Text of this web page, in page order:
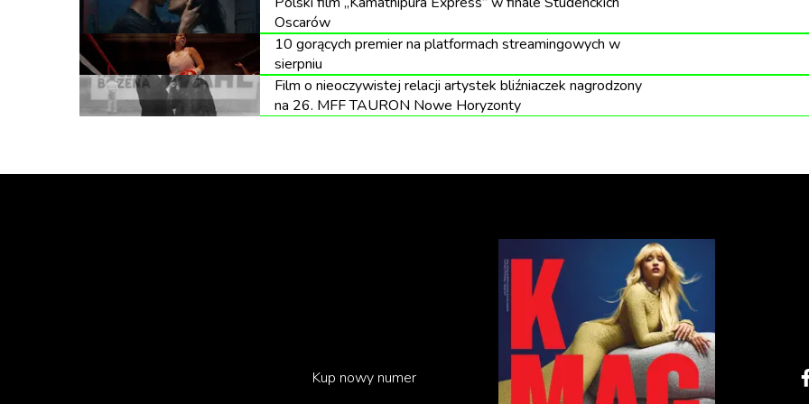
Powstanie Listy to dowód na świadomość znaczenia kina jako istotnego elementu polskiego
kulturowego oraz potrzebę ochrony i upowszechniania szerszemu gronu odbiorców filmów, które
współtworzyły pamięć zbiorową i tożsamość narodową. Do dziś są one niezwykle istotne i inspirują
pokolenia twórców.
Oscarów
10 gorących premier na platformach streamingowych w
sierpniu
Film o nieoczywistej relacji artystek bliźniaczek nagrodzony
na 26. MFF TAURON Nowe Horyzonty
Kup nowy numer